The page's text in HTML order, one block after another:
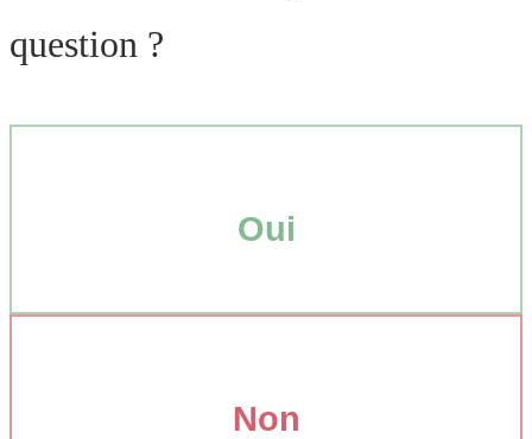
question ?
Oui
Non